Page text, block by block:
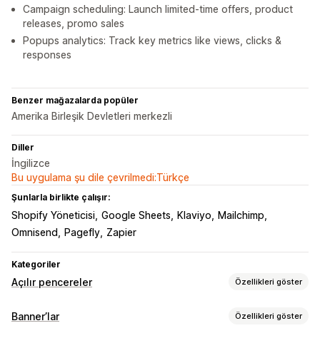
Campaign scheduling: Launch limited-time offers, product
releases, promo sales
Popups analytics: Track key metrics like views, clicks &
responses
Benzer mağazalarda popüler
Amerika Birleşik Devletleri merkezli
Diller
İngilizce
Bu uygulama şu dile çevrilmedi:Türkçe
Şunlarla birlikte çalışır:
Shopify Yöneticisi Google Sheets Klaviyo
Mailchimp
Omnisend
Pagefly Zapier
Kategoriler
Açılır pencereler Özellikleri göster
Açılır pencere türleri
Banner’lar Özellikleri göster